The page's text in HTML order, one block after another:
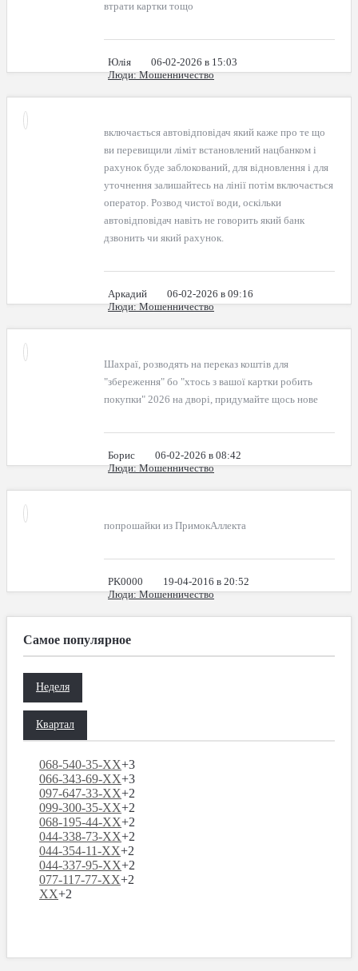
втрати картки тощо
Юлія
06-02-2026 в 15:03
Люди: Мошенничество
включається автовідповідач який каже про те що
ви перевищили ліміт встановлений нацбанком і
рахунок буде заблокований, для відновлення і для
уточнення залишайтесь на лінії потім включається
оператор. Розвод чистої води, оскільки
автовідповідач навіть не говорить який банк
дзвонить чи який рахунок.
Аркадий
06-02-2026 в 09:16
Люди: Мошенничество
Шахраї, розводять на переказ коштів для
"збереження" бо "хтось з вашої картки робить
покупки" 2026 на дворі, придумайте щось нове
Борис
06-02-2026 в 08:42
Люди: Мошенничество
попрошайки из ПримокАллекта
PK0000
19-04-2016 в 20:52
Люди: Мошенничество
Самое популярное
Неделя
Квартал
068-540-35-XX+3
066-343-69-XX+3
097-647-33-XX+2
099-300-35-XX+2
068-195-44-XX+2
044-338-73-XX+2
044-354-11-XX+2
044-337-95-XX+2
077-117-77-XX+2
XX+2